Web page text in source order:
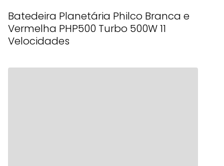
Batedeira Planetária Philco Branca e
Vermelha PHP500 Turbo 500W 11
Velocidades